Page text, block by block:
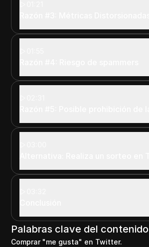
Palabras clave del contenido
Comprar "me gusta" en Twitter.